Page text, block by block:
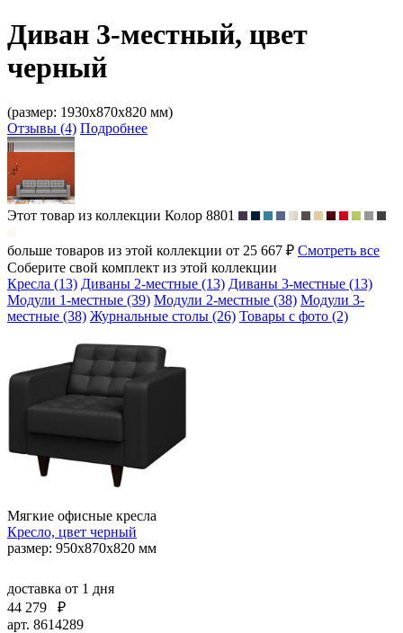
Диван 3-местный, цвет
черный
(размер: 1930х870х820 мм)
Отзывы (4) Подробнее
Этот товар из коллекции Колор 8801
больше товаров из этой коллекции от 25 667 ₽ Смотреть все
Соберите свой комплект из этой коллекции
Кресла (13) Диваны 2-местные (13) Диваны 3-местные (13)
Модули 1-местные (39) Модули 2-местные (38) Модули 3-
местные (38) Журнальные столы (26) Товары с фото (2)
Мягкие офисные кресла
Кресло, цвет черный
размер: 950х870х820 мм
доставка от 1 дня
44 279
₽
арт. 8614289